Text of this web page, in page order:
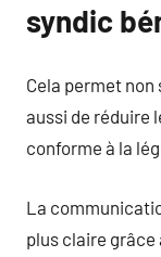
syndic
Cela permet
aussi de réduire
conforme à la
La
plus claire grâce